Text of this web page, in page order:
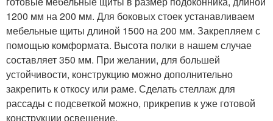
1200 мм на 200 мм. Для боковых стоек устанавливаем
мебельные щиты длиной 1500 на 200 мм. Закрепляем с
помощью комформата. Высота полки в нашем случае
составляет 350 мм. При желании, для большей
устойчивости, конструкцию можно дополнительно
закрепить к откосу или раме. Сделать стеллаж для
рассады с подсветкой можно, прикрепив к уже готовой
конструкции освещение.